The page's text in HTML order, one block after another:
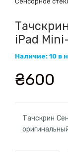
iPad
Наличие: 10 в
₴600
Тачскрин